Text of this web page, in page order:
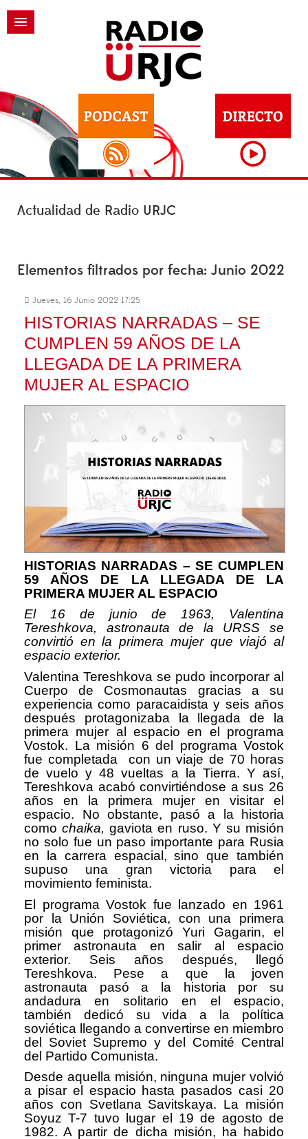
Actualidad de Radio URJC
Elementos filtrados por fecha: Junio 2022
Jueves, 16 Junio 2022 17:25
HISTORIAS NARRADAS – SE
CUMPLEN 59 AÑOS DE LA
LLEGADA DE LA PRIMERA
MUJER AL ESPACIO
HISTORIAS NARRADAS – SE CUMPLEN
59 AÑOS DE LA LLEGADA DE LA
PRIMERA MUJER AL ESPACIO
El 16 de junio de 1963, Valentina
Tereshkova, astronauta de la URSS se
convirtió en la primera mujer que viajó al
espacio exterior.
Valentina Tereshkova se pudo incorporar al
Cuerpo de Cosmonautas gracias a su
experiencia como paracaidista y seis años
después protagonizaba la llegada de la
primera mujer al espacio en el programa
Vostok. La misión 6 del programa Vostok
fue completada con un viaje de 70 horas
de vuelo y 48 vueltas a la Tierra. Y así,
Tereshkova acabó convirtiéndose a sus 26
años en la primera mujer en visitar el
espacio. No obstante, pasó a la historia
comochaika,gaviota en ruso. Y su misión
no solo fue un paso importante para Rusia
en la carrera espacial, sino que también
supuso una gran victoria para el
movimiento feminista.
El programa Vostok fue lanzado en 1961
por la Unión Soviética, con una primera
misión que protagonizó Yuri Gagarin, el
primer astronauta en salir al espacio
exterior. Seis años después, llegó
Tereshkova. Pese a que la joven
astronauta pasó a la historia por su
andadura en solitario en el espacio,
también dedicó su vida a la política
soviética llegando a convertirse en miembro
del Soviet Supremo y del Comité Central
del Partido Comunista.
Desde aquella misión, ninguna mujer volvió
a pisar el espacio hasta pasados casi 20
años con Svetlana Savitskaya. La misión
Soyuz T-7 tuvo lugar el 19 de agosto de
1982. A partir de dicha misión, ha habido